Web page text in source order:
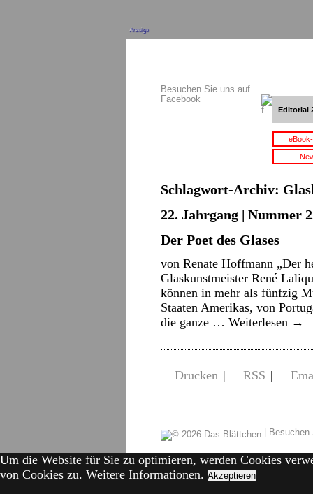
Anzeige
Besuchen Sie uns auf
Facebook
Editorial
Schlagwort-Archiv:
22. Jahrgang | Nummer
Der Poet des Glases
von Renate Hoffmann „Der
Glaskunstmeister René
können in mehr als fünfzig
Staaten Amerikas, von
die ganze … Weiterlesen →
Drucken | RSS |
|
Um die Website für Sie zu optimieren, werden Cookies
von Cookies zu. Weitere Informationen. Akzeptieren